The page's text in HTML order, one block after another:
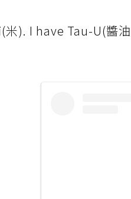
米). I have Tau-U(醬